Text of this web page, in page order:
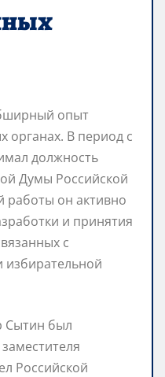
опыт
органах. В период с
должность
Думы Российской
работы он активно
и принятия
с
избирательной
Сытин был
Российской